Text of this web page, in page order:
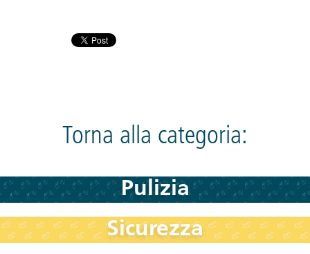
Torna alla categoria:
Pulizia
Sicurezza